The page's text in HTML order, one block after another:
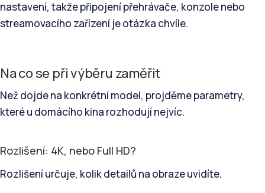
nastavení, takže připojení přehrávače, konzole nebo
streamovacího zařízení je otázka chvíle.
Na co se při výběru zaměřit
Než dojde na konkrétní model, projděme parametry,
které u domácího kina rozhodují nejvíc.
Rozlišení: 4K, nebo Full HD?
Rozlišení určuje, kolik detailů na obraze uvidíte.